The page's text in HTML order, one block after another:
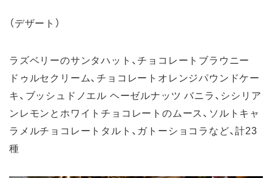
（デザート）
ラズベリーのサンタハット、チョコレートブラウニー
ドゥルセクリーム、チョコレートオレンジパウンドケー
キ、ブッシュドノエル ヘーゼルナッツ バニラ、シシリア
ンレモンとホワイトチョコレートのムース、ソルトキャ
ラメルチョコレートタルト、ガトーショコラなど、計23
種